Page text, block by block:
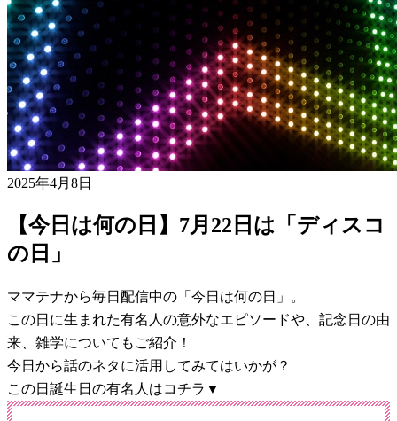
2025年4月8日
【今日は何の日】7月22日は「ディスコ
の日」
ママテナから毎日配信中の「今日は何の日」。
この日に生まれた有名人の意外なエピソードや、記念日の由
来、雑学についてもご紹介！
今日から話のネタに活用してみてはいかが？
この日誕生日の有名人はコチラ▼